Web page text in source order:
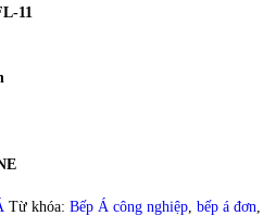
11
Từ khóa: Bếp Á công nghiệp, bếp á đơn,